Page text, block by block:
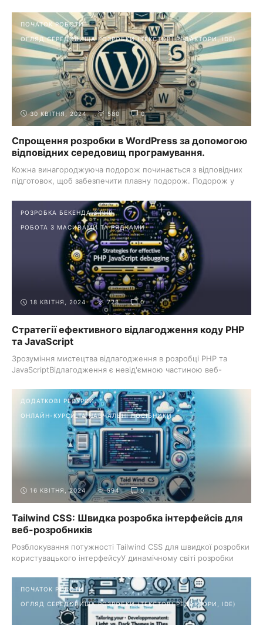
ПОЧАТОК РОБОТИ
ОГЛЯД СЕРЕДОВИЩА РОЗРОБКИ (ТЕКСТОВІ РЕДАКТОРИ, IDE)
30 КВІТНЯ, 2024 580 0
Спрощення розробки в WordPress за допомогою
відповідних середовищ програмування.
Кожна винагороджуюча подорож починається з відповідних
підготовок, щоб забезпечити плавну подорож. Подорож у
РОЗРОБКА БЕКЕНДА З PHP
РОБОТА З МАСИВАМИ ТА РЯДКАМИ
18 КВІТНЯ, 2024 728 0
Стратегії ефективного відлагодження коду PHP
та JavaScript
Зрозуміння мистецтва відлагодження в розробці PHP та
JavaScriptВідлагодження є невід'ємною частиною веб-
ДОДАТКОВІ РЕСУРСИ
ОНЛАЙН-КУРСИ ТА НАВЧАЛЬНІ ПОСІБНИКИ
16 КВІТНЯ, 2024 594 0
Tailwind CSS: Швидка розробка інтерфейсів для
веб-розробників
Розблокування потужності Tailwind CSS для швидкої розробки
користувацького інтерфейсуУ динамічному світі розробки
ПОЧАТОК РОБОТИ
ОГЛЯД СЕРЕДОВИЩА РОЗРОБКИ (ТЕКСТОВІ РЕДАКТОРИ, IDE)